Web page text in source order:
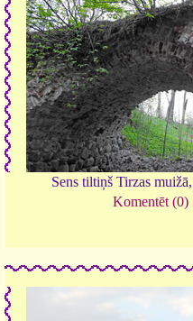
Sens tiltiņš Tirzas
Komentēt (0)